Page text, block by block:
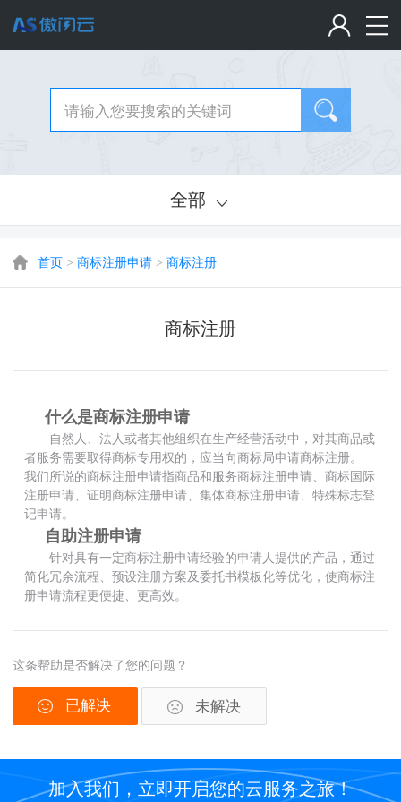
全部
首页 > 商标注册申请 > 商标注册
商标注册
什么是商标注册申请
自然人、法人或者其他组织在生产经营活动中，对其商品或
者服务需要取得商标专用权的，应当向商标局申请商标注册。
我们所说的商标注册申请指商品和服务商标注册申请、商标国际
注册申请、证明商标注册申请、集体商标注册申请、特殊标志登
记申请。
自助注册申请
针对具有一定商标注册申请经验的申请人提供的产品，通过
简化冗余流程、预设注册方案及委托书模板化等优化，使商标注
册申请流程更便捷、更高效。
这条帮助是否解决了您的问题？
已解决 未解决
加入我们，立即开启您的云服务之旅！